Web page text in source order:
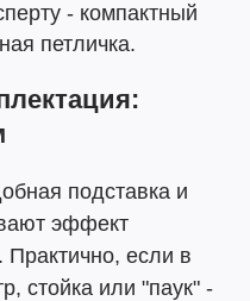
- компактный
петличка.
подставка и
эффект
Практично, если в
стойка или "паук" -